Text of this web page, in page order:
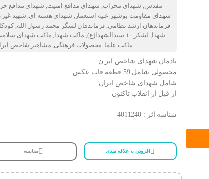
مقدس, شهدای محراب, شهدای مدافع امنیت, شهدای مدافع
شهدای مقاومت بوشهر علیه استعمار , شهدای هسته ای, شهید
فرماندهان ارشد نظامی, فرماندهان لشگر محمد رسول الله,
شهدا , لشکر ۱۰ سیدالشهدا(ع) , ماکت شهدا , ماکت شهدای
ماکت علما, محصولات فرهنگی, مشاهیر شاخص
یادمان شهدای شاخص ایران
محصولی شامل 59 قطعه قاب عکس
شامل شهدای شاخص ایران
از قبل از انقلاب تاکنون
شناسه اثر : 4011240
افزودن به علاقه مندی مقایسه